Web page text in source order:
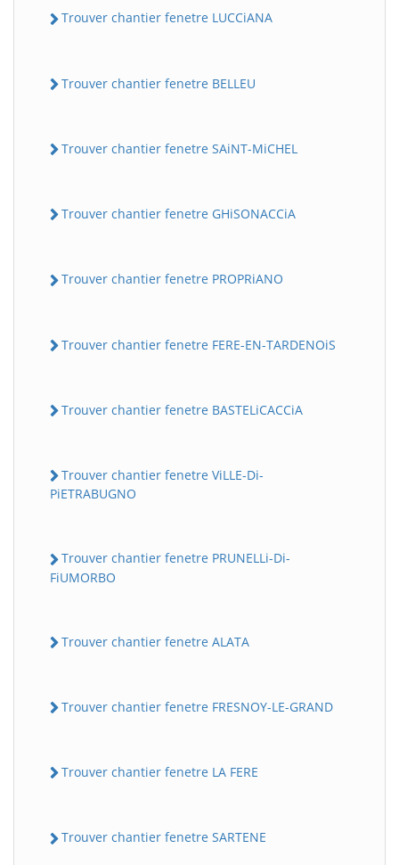
Trouver chantier fenetre LUCCiANA
Trouver chantier fenetre BELLEU
Trouver chantier fenetre SAiNT-MiCHEL
Trouver chantier fenetre GHiSONACCiA
Trouver chantier fenetre PROPRiANO
Trouver chantier fenetre FERE-EN-TARDENOiS
Trouver chantier fenetre BASTELiCACCiA
Trouver chantier fenetre ViLLE-Di-
PiETRABUGNO
Trouver chantier fenetre PRUNELLi-Di-
FiUMORBO
Trouver chantier fenetre ALATA
Trouver chantier fenetre FRESNOY-LE-GRAND
Trouver chantier fenetre LA FERE
Trouver chantier fenetre SARTENE